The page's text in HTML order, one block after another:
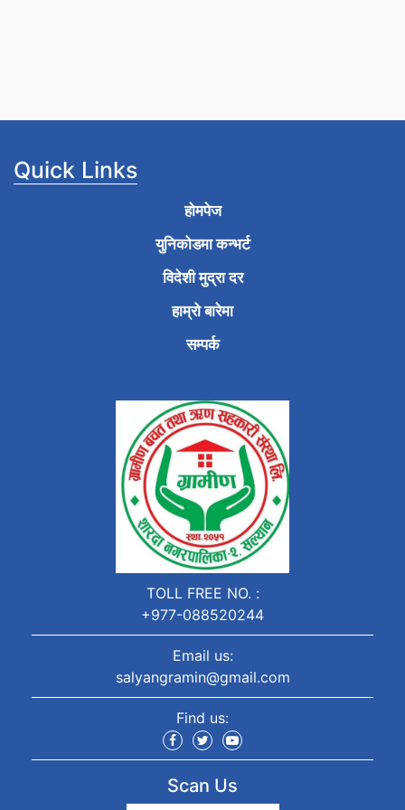
Quick Links
होमपेज
युनिकोडमा कन्भर्ट
विदेशी मुद्रा दर
हाम्रो बारेमा
सम्पर्क
TOLL FREE NO. :
+977-088520244
Email us:
salyangramin@gmail.com
Find us:
Scan Us